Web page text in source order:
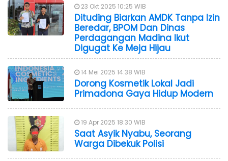
23 Okt 2025 10:25 WIB
Dituding Biarkan AMDK Tanpa Izin
Beredar, BPOM Dan Dinas
Perdagangan Madina Ikut
Digugat Ke Meja Hijau
14 Mei 2025 14:38 WIB
Dorong Kosmetik Lokal Jadi
Primadona Gaya Hidup Modern
19 Apr 2025 18:30 WIB
Saat Asyik Nyabu, Seorang
Warga Dibekuk Polisi